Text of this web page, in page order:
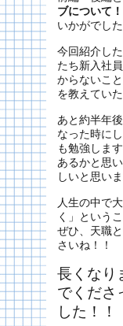
ブについて！
いかがでし
今回紹介し
たち新入社
からないこ
を教えてい
あと約半年
なった時に
も勉強しま
あるかと思
しいと思いま
人生の中で
く」というこ
ぜひ、天職
さいね！！
長くなり
でくださ
した！！